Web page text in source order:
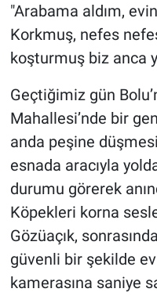
"Arabama aldım,
Korkmuş, nefes
koşturmuş biz anca
Geçtiğimiz gün
Mahallesi’nde bir
anda peşine
esnada aracıyla
durumu görerek
Köpekleri korna
Gözüaçık,
güvenli bir şekilde
kamerasına saniye